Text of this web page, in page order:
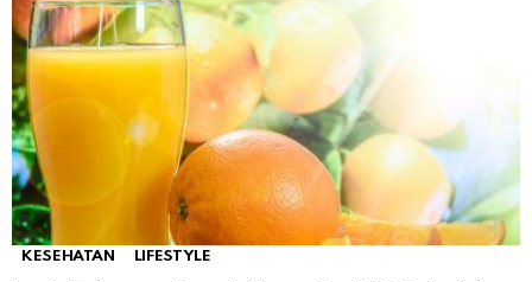
KESEHATAN LIFESTYLE